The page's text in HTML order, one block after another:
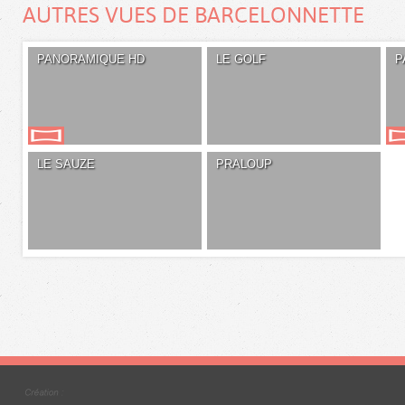
AUTRES VUES DE BARCELONNETTE
PANORAMIQUE HD LE GOLF
LE SAUZE PRALOUP